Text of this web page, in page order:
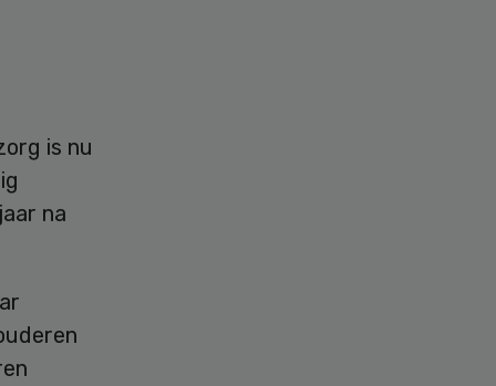
is nu
na